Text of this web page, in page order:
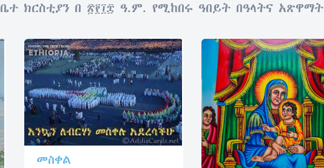
ክርስቲያን በ ፳፻፲፰ ዓ.ም. የሚከበሩ ዓበይት በዓላትና አጽዋማት
መስቀል